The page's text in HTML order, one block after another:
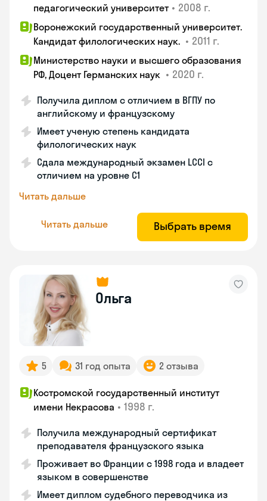
педагогический университет • 2008 г.
Воронежский государственный университет.
Кандидат филологических наук. • 2011 г.
Министерство науки и высшего образования
РФ, Доцент Германских наук • 2020 г.
Получила диплом с отличием в ВГПУ по
английскому и французскому
Имеет ученую степень кандидата
филологических наук
Сдала международный экзамен LCCI с
отличием на уровне C1
Читать дальше
Читать дальше Выбрать время
Ольга
5 31 год опыта 2 отзыва
Костромской государственный институт
имени Некрасова • 1998 г.
Получила международный сертификат
преподавателя французского языка
Проживает во Франции с 1998 года и владеет
языком в совершенстве
Имеет диплом судебного переводчика из